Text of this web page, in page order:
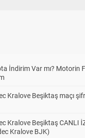
İndirim Var mı? Motorin
Kralove Beşiktaş maçı
Kralove Beşiktaş CANLI
Kralove BJK)